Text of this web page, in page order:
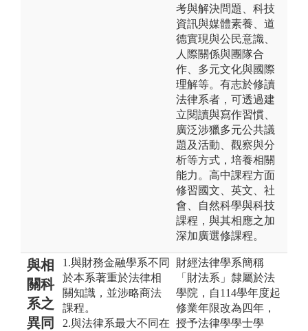
考與解決問題、科技
資訊與媒體素養、道
德實現與公民意識、
人際關係與團隊合
作、多元文化與國際
理解等。有志於修讀
法律系者，可透過建
立閱讀與寫作習慣、
廣泛涉獵多元公共議
題及活動、觀察與分
析等方式，培養相關
能力。高中課程方面
修習國文、英文、社
會、自然科學與科技
課程，與其相應之加
深加廣選修課程。
與相
關科
系之
異同
1.與財務金融學系不同
於本系著重於法律相
關知識，並涉略商法
課程。
2.與法律系最大不同在
財經法律學系簡稱
「財法系」隸屬於法
學院，自114學年度起
修業年限改為四年，
授予法律學學士學